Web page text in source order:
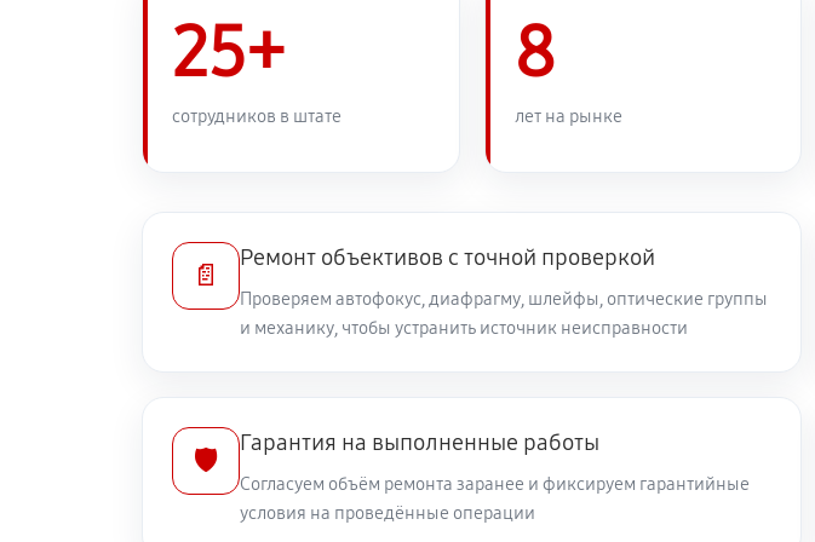
Ремонт электроники объектива Canon EF-S 18-55mm F4-5.6 IS STM
Ремонт шлейфа оптического стабилизатора
Ремонт механических узлов
25+
сотрудников в штате
8
лет на рынке
📄
Ремонт объективов с точной проверкой
Проверяем автофокус, диафрагму, шлейфы, оптические группы
и механику, чтобы устранить источник неисправности
🛡️
Гарантия на выполненные работы
Согласуем объём ремонта заранее и фиксируем гарантийные
условия на проведённые операции